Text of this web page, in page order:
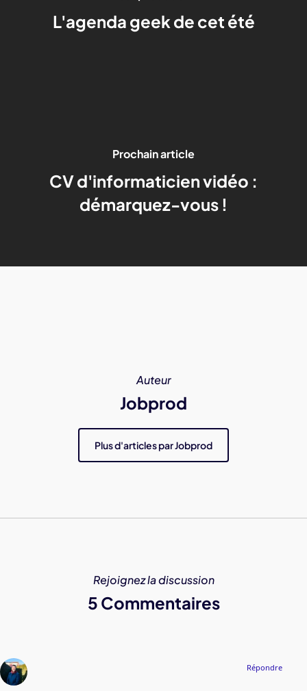
L'agenda geek de cet été
Prochain article
CV d'informaticien vidéo :
démarquez-vous !
Auteur
Jobprod
Plus d'articles par Jobprod
Rejoignez la discussion
5 Commentaires
Répondre